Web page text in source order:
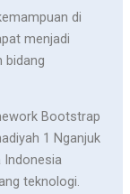
di
menjadi
bidang
Bootstrap
1 Nganjuk
Indonesia
teknologi.